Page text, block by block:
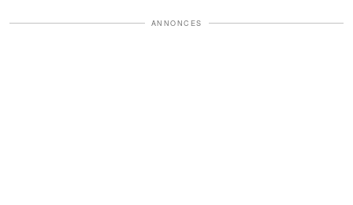
ANNONCES